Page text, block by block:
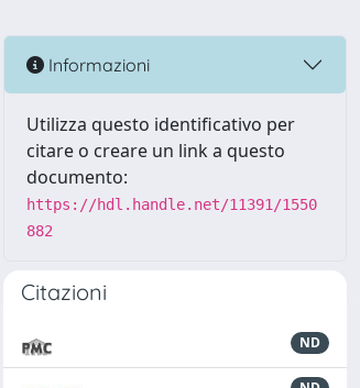
Informazioni
Utilizza questo identificativo per
citare o creare un link a questo
documento:
https://hdl.handle.net/11391/1550
882
Citazioni
ND